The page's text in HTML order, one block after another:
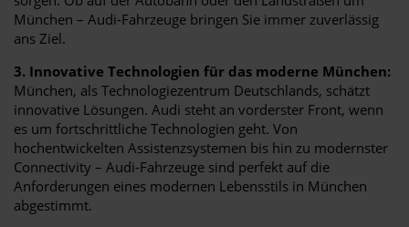
München – Audi-Fahrzeuge bringen Sie immer zuverlässig
ans Ziel.
3. Innovative Technologien für das moderne München:
München, als Technologiezentrum Deutschlands, schätzt
innovative Lösungen. Audi steht an vorderster Front, wenn
es um fortschrittliche Technologien geht. Von
hochentwickelten Assistenzsystemen bis hin zu modernster
Connectivity – Audi-Fahrzeuge sind perfekt auf die
Anforderungen eines modernen Lebensstils in München
abgestimmt.